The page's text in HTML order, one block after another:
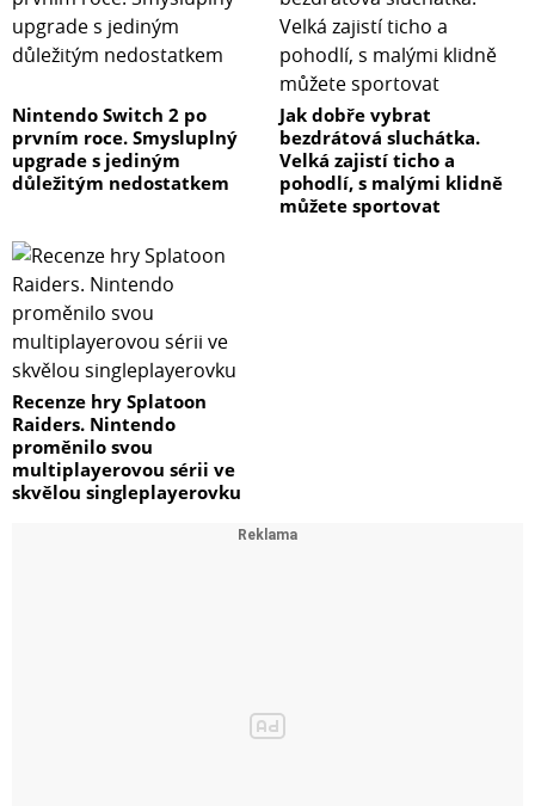
Nintendo Switch 2 po
prvním roce. Smysluplný
upgrade s jediným
důležitým nedostatkem
Jak dobře vybrat
bezdrátová sluchátka.
Velká zajistí ticho a
pohodlí, s malými klidně
můžete sportovat
Recenze hry Splatoon
Raiders. Nintendo
proměnilo svou
multiplayerovou sérii ve
skvělou singleplayerovku